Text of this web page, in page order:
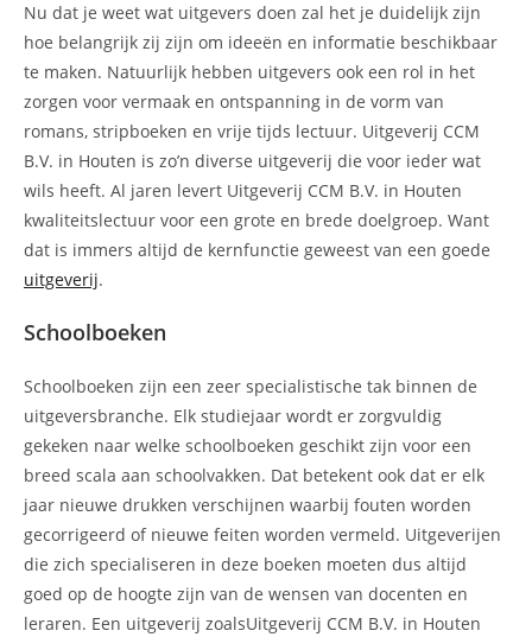
Nu dat je weet wat uitgevers doen zal het je duidelijk zijn
hoe belangrijk zij zijn om ideeën en informatie beschikbaar
te maken. Natuurlijk hebben uitgevers ook een rol in het
zorgen voor vermaak en ontspanning in de vorm van
romans, stripboeken en vrije tijds lectuur. Uitgeverij CCM
B.V. in Houten is zo’n diverse uitgeverij die voor ieder wat
wils heeft. Al jaren levert Uitgeverij CCM B.V. in Houten
kwaliteitslectuur voor een grote en brede doelgroep. Want
dat is immers altijd de kernfunctie geweest van een goede
uitgeverij.
Schoolboeken
Schoolboeken zijn een zeer specialistische tak binnen de
uitgeversbranche. Elk studiejaar wordt er zorgvuldig
gekeken naar welke schoolboeken geschikt zijn voor een
breed scala aan schoolvakken. Dat betekent ook dat er elk
jaar nieuwe drukken verschijnen waarbij fouten worden
gecorrigeerd of nieuwe feiten worden vermeld. Uitgeverijen
die zich specialiseren in deze boeken moeten dus altijd
goed op de hoogte zijn van de wensen van docenten en
leraren. Een uitgeverij zoalsUitgeverij CCM B.V. in Houten